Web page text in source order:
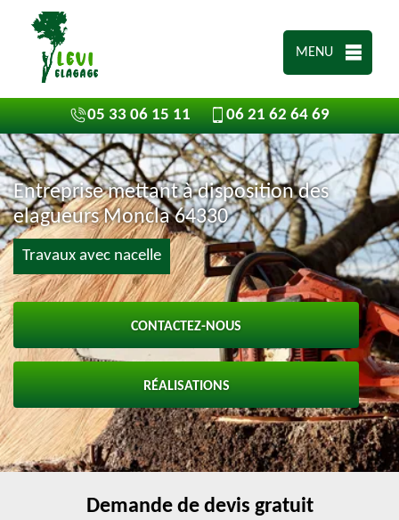
MENU
05 33 06 15 11 06 21 62 64 69
Entreprise mettant à disposition des
elagueurs Moncla 64330
Travaux avec nacelle
CONTACTEZ-NOUS
RÉALISATIONS
Demande de devis gratuit